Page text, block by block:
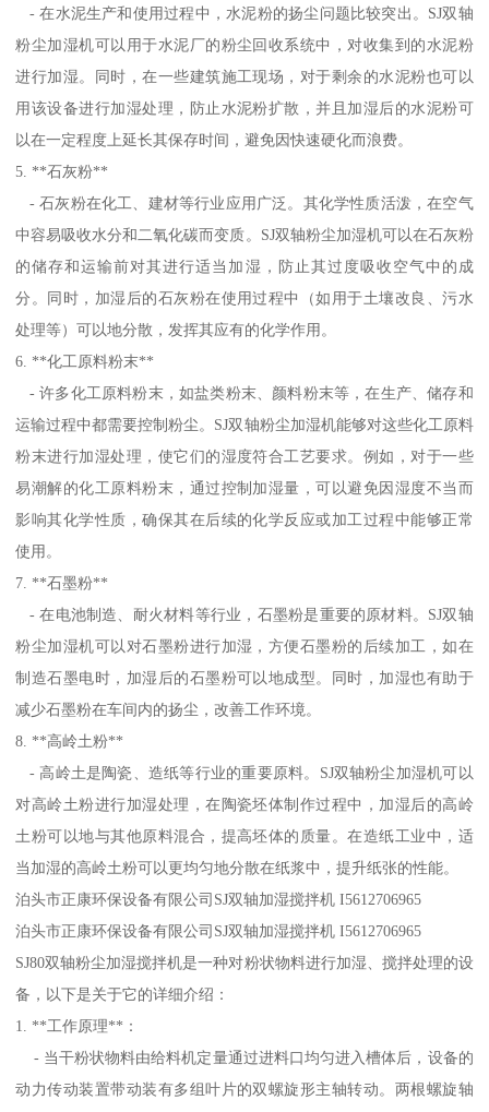
- 在水泥生产和使用过程中，水泥粉的扬尘问题比较突出。SJ双轴
粉尘加湿机可以用于水泥厂的粉尘回收系统中，对收集到的水泥粉
进行加湿。同时，在一些建筑施工现场，对于剩余的水泥粉也可以
用该设备进行加湿处理，防止水泥粉扩散，并且加湿后的水泥粉可
以在一定程度上延长其保存时间，避免因快速硬化而浪费。
5. **石灰粉**
- 石灰粉在化工、建材等行业应用广泛。其化学性质活泼，在空气
中容易吸收水分和二氧化碳而变质。SJ双轴粉尘加湿机可以在石灰粉
的储存和运输前对其进行适当加湿，防止其过度吸收空气中的成
分。同时，加湿后的石灰粉在使用过程中（如用于土壤改良、污水
处理等）可以地分散，发挥其应有的化学作用。
6. **化工原料粉末**
- 许多化工原料粉末，如盐类粉末、颜料粉末等，在生产、储存和
运输过程中都需要控制粉尘。SJ双轴粉尘加湿机能够对这些化工原料
粉末进行加湿处理，使它们的湿度符合工艺要求。例如，对于一些
易潮解的化工原料粉末，通过控制加湿量，可以避免因湿度不当而
影响其化学性质，确保其在后续的化学反应或加工过程中能够正常
使用。
7. **石墨粉**
- 在电池制造、耐火材料等行业，石墨粉是重要的原材料。SJ双轴
粉尘加湿机可以对石墨粉进行加湿，方便石墨粉的后续加工，如在
制造石墨电时，加湿后的石墨粉可以地成型。同时，加湿也有助于
减少石墨粉在车间内的扬尘，改善工作环境。
8. **高岭土粉**
- 高岭土是陶瓷、造纸等行业的重要原料。SJ双轴粉尘加湿机可以
对高岭土粉进行加湿处理，在陶瓷坯体制作过程中，加湿后的高岭
土粉可以地与其他原料混合，提高坯体的质量。在造纸工业中，适
当加湿的高岭土粉可以更均匀地分散在纸浆中，提升纸张的性能。
泊头市正康环保设备有限公司SJ双轴加湿搅拌机 I5612706965
泊头市正康环保设备有限公司SJ双轴加湿搅拌机 I5612706965
SJ80双轴粉尘加湿搅拌机是一种对粉状物料进行加湿、搅拌处理的设
备，以下是关于它的详细介绍：
1. **工作原理**：
- 当干粉状物料由给料机定量通过进料口均匀进入槽体后，设备的
动力传动装置带动装有多组叶片的双螺旋形主轴转动。两根螺旋轴